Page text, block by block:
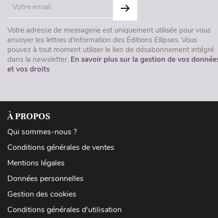
Votre adresse de messagerie est uniquement utilisée pour vous
envoyer les lettres d'information des Éditions Ellipses. Vous
pouvez à tout moment utiliser le lien de désabonnement intégré
dans la newsletter. En savoir plus sur la gestion de vos
et vos droits
À PROPOS
Qui sommes-nous ?
Conditions générales de ventes
Mentions légales
Données personnelles
Gestion des cookies
Conditions générales d'utilisation